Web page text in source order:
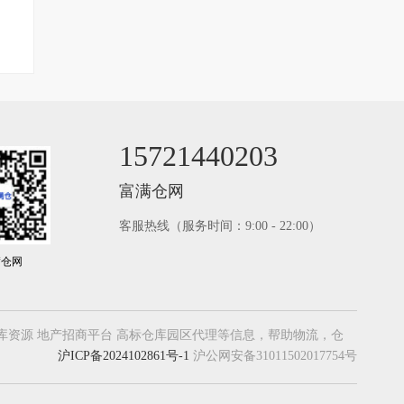
网
15721440203
富满仓网
客服热线（服务时间：9:00 - 22:00）
资源 地产招商平台 高标仓库园区代理等信息，帮助物流，仓
沪ICP备2024102861号-1 沪公网安备31011502017754号